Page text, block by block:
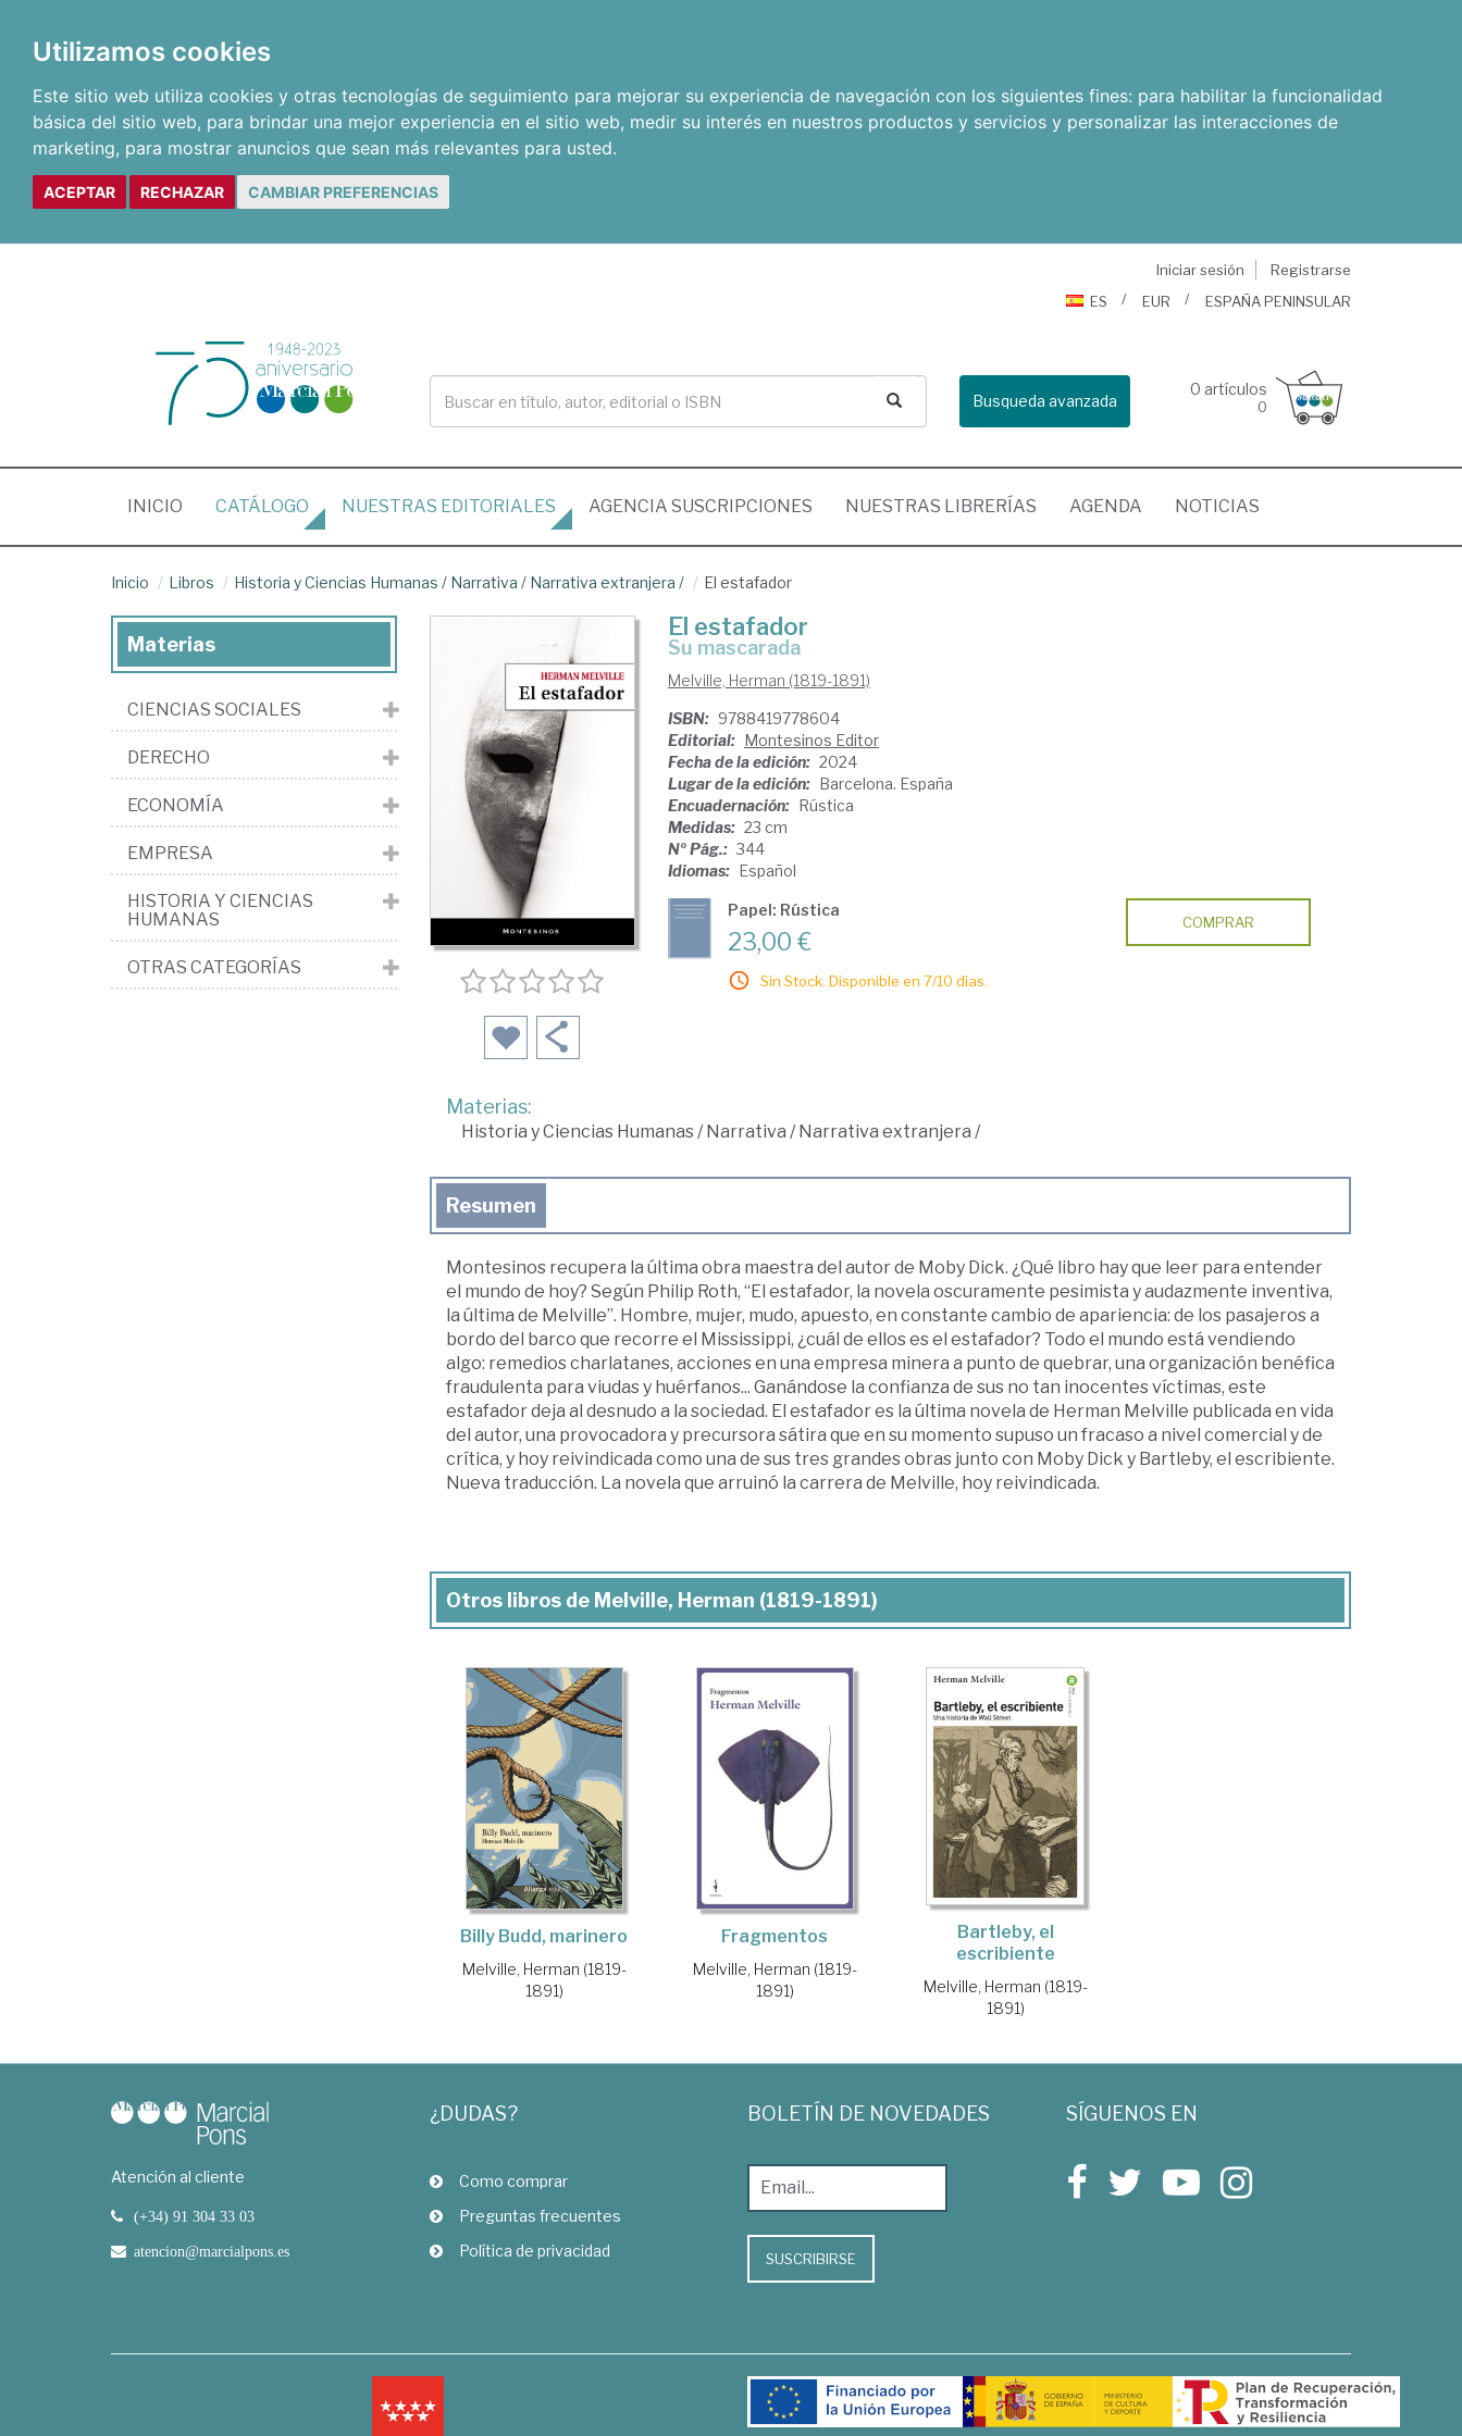
Utilizamos cookies
Este sitio web utiliza cookies y otras tecnologías de seguimiento para mejorar su experiencia de navegación con los siguientes fines: para habilitar la funcionalidad
básica del sitio web, para brindar una mejor experiencia en el sitio web, medir su interés en nuestros productos y servicios y personalizar las interacciones de
marketing, para mostrar anuncios que sean más relevantes para usted.
ACEPTAR RECHAZAR CAMBIAR PREFERENCIAS
Iniciar sesión
Registrarse
ES
EUR ESPAÑA PENINSULAR
Busqueda avanzada
0 artículos
0
INICIO (CURRENT)
CATÁLOGO NUESTRAS EDITORIALES AGENCIA SUSCRIPCIONES NUESTRAS LIBRERÍAS AGENDA NOTICIAS
Inicio Libros Historia y Ciencias Humanas / Narrativa / Narrativa extranjera / El estafador
El estafador
su mascarada
Melville, Herman (1819-1891)
ISBN: 9788419778604
Editorial: Montesinos Editor
Fecha de la edición: 2024
Lugar de la edición: Barcelona. España
Encuadernación: Rústica
Medidas: 23 cm
Nº Pág.: 344
Idiomas: Español
Papel: Rústica
23,00 €
Sin Stock. Disponible en 7/10 días.
COMPRAR
Materias:
Historia y Ciencias Humanas/ Narrativa / Narrativa extranjera /
Resumen
Montesinos recupera la última obra maestra del autor de Moby Dick. ¿Qué libro hay que leer para entender
el mundo de hoy? Según Philip Roth, “El estafador, la novela oscuramente pesimista y audazmente inventiva,
la última de Melville”. Hombre, mujer, mudo, apuesto, en constante cambio de apariencia: de los pasajeros a
bordo del barco que recorre el Mississippi, ¿cuál de ellos es el estafador? Todo el mundo está vendiendo
algo: remedios charlatanes, acciones en una empresa minera a punto de quebrar, una organización benéfica
fraudulenta para viudas y huérfanos... Ganándose la confianza de sus no tan inocentes víctimas, este
estafador deja al desnudo a la sociedad. El estafador es la última novela de Herman Melville publicada en vida
del autor, una provocadora y precursora sátira que en su momento supuso un fracaso a nivel comercial y de
crítica, y hoy reivindicada como una de sus tres grandes obras junto con Moby Dick y Bartleby, el escribiente.
Nueva traducción. La novela que arruinó la carrera de Melville, hoy reivindicada.
Otros libros de Melville, Herman (1819-1891)
Billy Budd, marinero
Melville, Herman (1819-
1891)
Fragmentos
Melville, Herman (1819-
1891)
Bartleby, el
escribiente
Melville, Herman (1819-
1891)
Materias
CIENCIAS SOCIALES
DERECHO
ECONOMÍA
EMPRESA
HISTORIA Y CIENCIAS
HUMANAS
OTRAS CATEGORÍAS
Atención al cliente
(+34) 91 304 33 03
atencion@marcialpons.es
¿DUDAS?
Como comprar
Preguntas frecuentes
Política de privacidad
BOLETÍN DE NOVEDADES
SUSCRIBIRSE
SÍGUENOS EN